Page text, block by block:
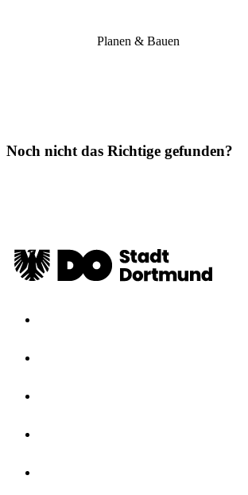
Planen & Bauen
Noch nicht das Richtige gefunden?